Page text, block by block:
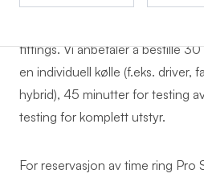
Vær oppmerksom på at vi kun
fittings. Vi anbefaler å bestille
en individuell kølle (f.eks. driver,
hybrid), 45 minutter for testing
testing for komplett utstyr.
For reservasjon av time ring